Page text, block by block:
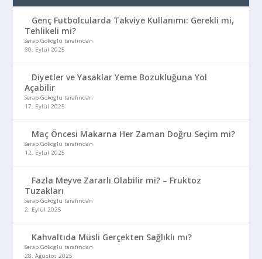
Genç Futbolcularda Takviye Kullanımı: Gerekli mi,
Tehlikeli mi?
Serap Gökoglu tarafından
30. Eylül 2025
Diyetler ve Yasaklar Yeme Bozukluğuna Yol
Açabilir
Serap Gökoglu tarafından
17. Eylül 2025
Maç Öncesi Makarna Her Zaman Doğru Seçim mi?
Serap Gökoglu tarafından
12. Eylül 2025
Fazla Meyve Zararlı Olabilir mi? – Fruktoz
Tuzakları
Serap Gökoglu tarafından
2. Eylül 2025
Kahvaltıda Müsli Gerçekten Sağlıklı mı?
Serap Gökoglu tarafından
28. Ağustos 2025